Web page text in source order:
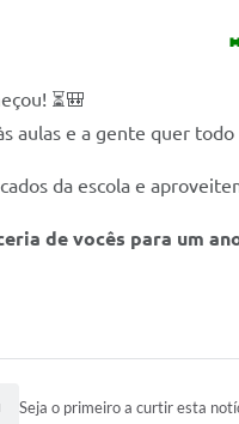
⏳🎒
aulas e a gente quer
da escola e
de vocês para um
Seja o primeiro a curtir esta